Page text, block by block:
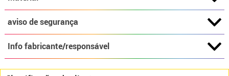
aviso de segurança
Info fabricante/responsável